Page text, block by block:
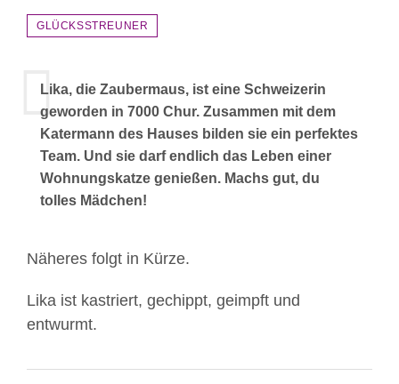
GLÜCKSSTREUNER
Lika, die Zaubermaus, ist eine Schweizerin
geworden in 7000 Chur. Zusammen mit dem
Katermann des Hauses bilden sie ein perfektes
Team. Und sie darf endlich das Leben einer
Wohnungskatze genießen. Machs gut, du
tolles Mädchen!
Näheres folgt in Kürze.
Lika ist kastriert, gechippt, geimpft und
entwurmt.